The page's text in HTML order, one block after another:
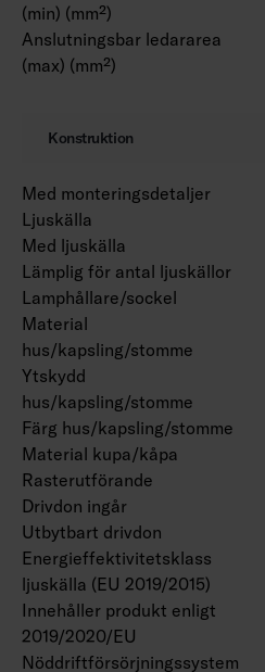
(min) (mm²)
Anslutningsbar ledararea
(max) (mm²)
Konstruktion
Med monteringsdetaljer
Ljuskälla
Med ljuskälla
Lämplig för antal ljuskällor
Lamphållare/sockel
Material
hus/kapsling/stomme
Ytskydd
hus/kapsling/stomme
Färg hus/kapsling/stomme
Material kupa/kåpa
Rasterutförande
Drivdon ingår
Utbytbart drivdon
Energieffektivitetsklass
ljuskälla (EU 2019/2015)
Innehåller produkt enligt
2019/2020/EU
Nöddriftförsörjningssystem